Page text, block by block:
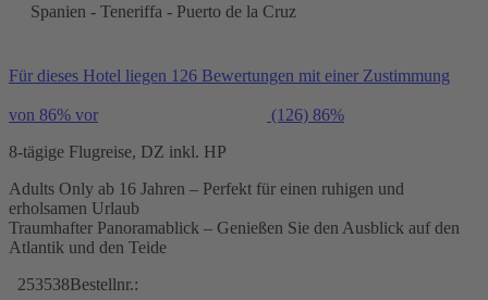
Spanien - Teneriffa - Puerto de la Cruz
Für dieses Hotel liegen 126 Bewertungen mit einer Zustimmung
von 86% vor (126) 86%
8-tägige Flugreise, DZ inkl. HP
Adults Only ab 16 Jahren – Perfekt für einen ruhigen und
erholsamen Urlaub
Traumhafter Panoramablick – Genießen Sie den Ausblick auf den
Atlantik und den Teide
253538Bestellnr.: